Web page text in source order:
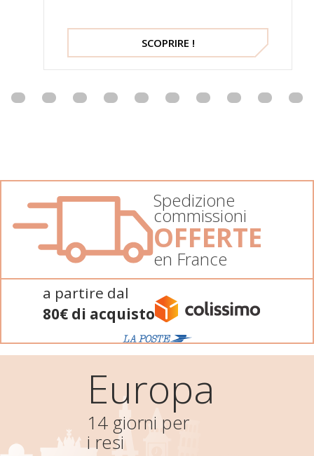
SCOPRIRE !
Spedizione
commissioni
OFFERTE
en France
a partire dal
80€ di acquisto
Europa
14 giorni per
i resi